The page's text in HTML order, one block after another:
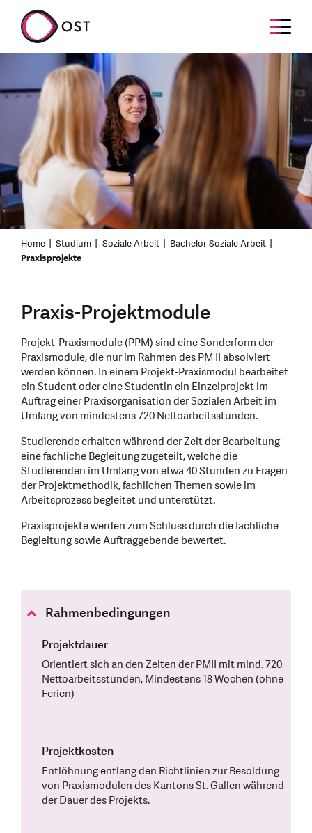
Home Studium Soziale Arbeit
Bachelor Soziale Arbeit
Praxisprojekte
Praxis-Projektmodule
Projekt-Praxismodule (PPM) sind eine Sonderform der
Praxismodule, die nur im Rahmen des PM II absolviert
werden können. In einem Projekt-Praxismodul bearbeitet
ein Student oder eine Studentin ein Einzelprojekt im
Auftrag einer Praxisorganisation der Sozialen Arbeit im
Umfang von mindestens 720 Nettoarbeitsstunden.
Studierende erhalten während der Zeit der Bearbeitung
eine fachliche Begleitung zugeteilt, welche die
Studierenden im Umfang von etwa 40 Stunden zu Fragen
der Projektmethodik, fachlichen Themen sowie im
Arbeitsprozess begleitet und unterstützt.
Praxisprojekte werden zum Schluss durch die fachliche
Begleitung sowie Auftraggebende bewertet.
Rahmenbedingungen
Projektdauer
Orientiert sich an den Zeiten der PMII mit mind. 720
Nettoarbeitsstunden, Mindestens 18 Wochen (ohne
Ferien)
Projektkosten
Entlöhnung entlang den Richtlinien zur Besoldung
von Praxismodulen des Kantons St. Gallen während
der Dauer des Projekts.